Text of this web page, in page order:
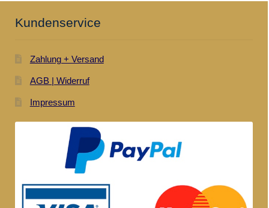
Kundenservice
Zahlung + Versand
AGB | Widerruf
Impressum